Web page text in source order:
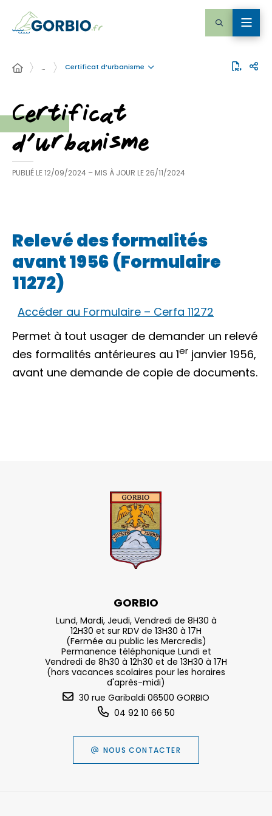
… Certificat d’urbanisme
Certificat
d’urbanisme
PUBLIÉ LE12/09/2024 – MIS À JOUR LE 26/11/2024
Relevé des formalités
avant 1956 (Formulaire
11272)
Accéder au Formulaire – Cerfa 11272
Permet à tout usager de demander un relevé
des formalités antérieures au 1er janvier 1956,
avant une demande de copie de documents.
GORBIO
Lund, Mardi, Jeudi, Vendredi de 8H30 à
12H30 et sur RDV de 13H30 à 17H
(Fermée au public les Mercredis)
Permanence téléphonique Lundi et
Vendredi de 8h30 à 12h30 et de 13H30 à 17H
(hors vacances scolaires pour les horaires
d'après-midi)
30 rue Garibaldi 06500 GORBIO
04 92 10 66 50
NOUS CONTACTER